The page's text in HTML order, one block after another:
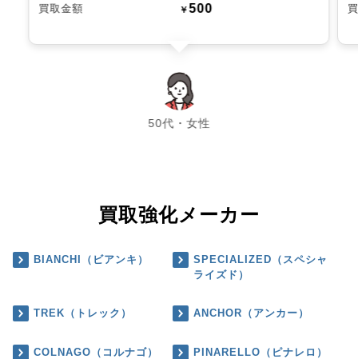
買取金額 ￥500
50代・女性
chevron_left chevron_right
買取強化メーカー
BIANCHI（ビアンキ）
SPECIALIZED（スペシャ
ライズド）
TREK（トレック） ANCHOR（アンカー）
COLNAGO（コルナゴ） PINARELLO（ピナレロ）